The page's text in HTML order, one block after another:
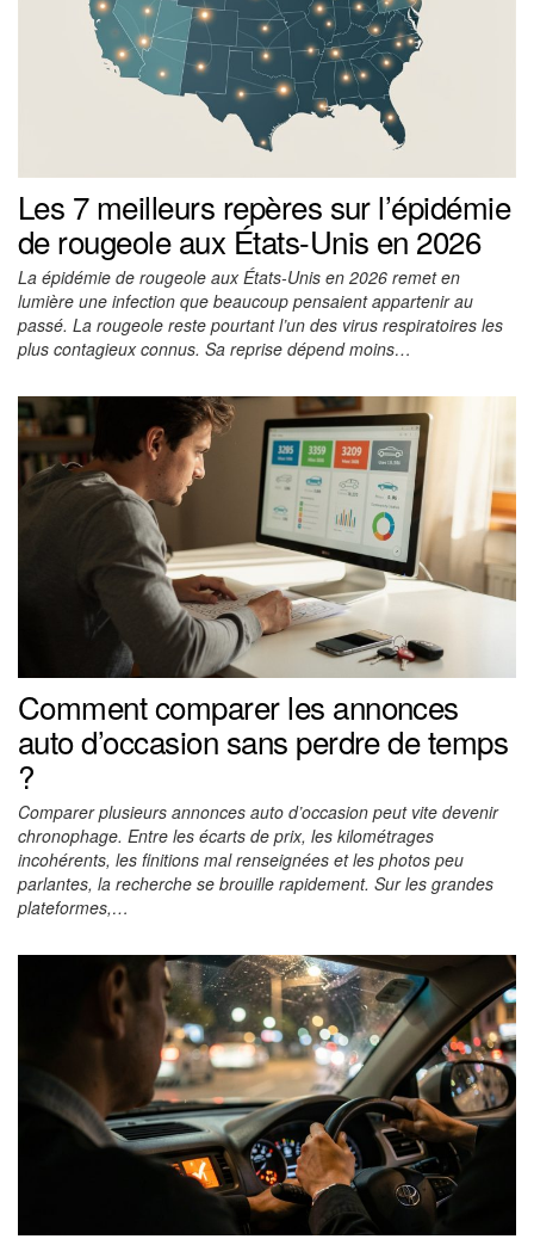
Les 7 meilleurs repères sur l’épidémie
de rougeole aux États-Unis en 2026
La épidémie de rougeole aux États-Unis en 2026 remet en
lumière une infection que beaucoup pensaient appartenir au
passé. La rougeole reste pourtant l’un des virus respiratoires les
plus contagieux connus. Sa reprise dépend moins…
Comment comparer les annonces
auto d’occasion sans perdre de temps
?
Comparer plusieurs annonces auto d’occasion peut vite devenir
chronophage. Entre les écarts de prix, les kilométrages
incohérents, les finitions mal renseignées et les photos peu
parlantes, la recherche se brouille rapidement. Sur les grandes
plateformes,…